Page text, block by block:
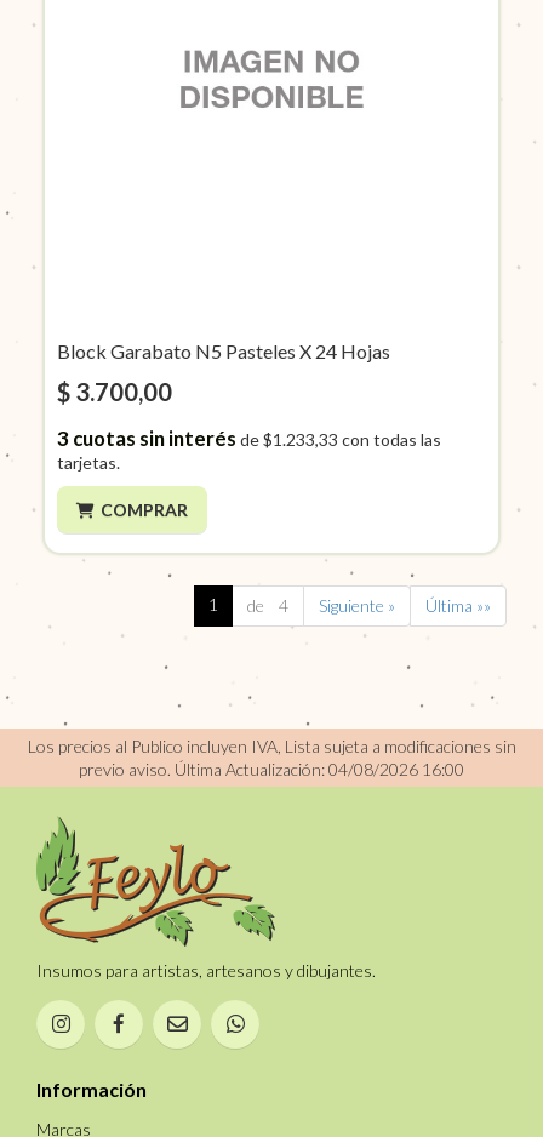
Block Garabato N5 Pasteles X 24 Hojas
$ 3.700,00
3cuotas sin interés de$1.233,33 con todas las
tarjetas.
COMPRAR
1 de 4 Siguiente » Última »»
Los precios al Publico incluyen IVA, Lista sujeta a modificaciones sin
previo aviso. Última Actualización: 04/08/2026 16:00
Insumos para artistas, artesanos y dibujantes.
Información
Marcas